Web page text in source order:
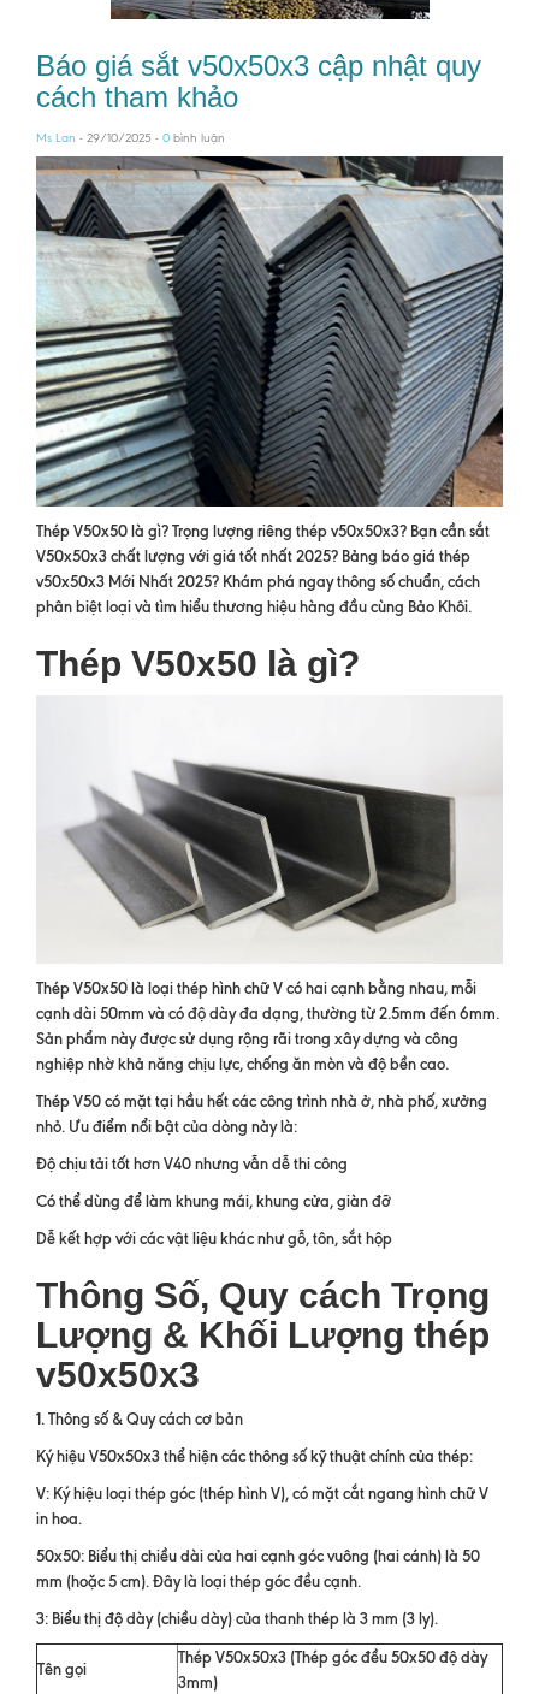
Báo giá sắt v50x50x3 cập nhật quy
cách tham khảo
Ms Lan - 29/10/2025 - 0 bình luận
Thép V50x50 là gì? Trọng lượng riêng thép v50x50x3? Bạn cần sắt
V50x50x3 chất lượng với giá tốt nhất 2025? Bảng báo giá thép
v50x50x3 Mới Nhất 2025? Khám phá ngay thông số chuẩn, cách
phân biệt loại và tìm hiểu thương hiệu hàng đầu cùng Bảo Khôi.
Thép V50x50 là gì?
Thép V50x50 là loại thép hình chữ V có hai cạnh bằng nhau, mỗi
cạnh dài 50mm và có độ dày đa dạng, thường từ 2.5mm đến 6mm.
Sản phẩm này được sử dụng rộng rãi trong xây dựng và công
nghiệp nhờ khả năng chịu lực, chống ăn mòn và độ bền cao.
Thép V50 có mặt tại hầu hết các công trình nhà ở, nhà phố, xưởng
nhỏ. Ưu điểm nổi bật của dòng này là:
Độ chịu tải tốt hơn V40 nhưng vẫn dễ thi công
Có thể dùng để làm khung mái, khung cửa, giàn đỡ
Dễ kết hợp với các vật liệu khác như gỗ, tôn, sắt hộp
Thông Số, Quy cách Trọng
Lượng & Khối Lượng thép
v50x50x3
1. Thông số & Quy cách cơ bản
Ký hiệu V50x50x3 thể hiện các thông số kỹ thuật chính của thép:
V: Ký hiệu loại thép góc (thép hình V), có mặt cắt ngang hình chữ V
in hoa.
50x50: Biểu thị chiều dài của hai cạnh góc vuông (hai cánh) là 50
mm (hoặc 5 cm). Đây là loại thép góc đều cạnh.
3: Biểu thị độ dày (chiều dày) của thanh thép là 3 mm (3 ly).
Tên gọi
Thép V50x50x3 (Thép góc đều 50x50 độ dày
3mm)